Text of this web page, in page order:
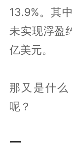
13.9%。其
未实现浮盈
亿美元。
那又是什
呢？
一